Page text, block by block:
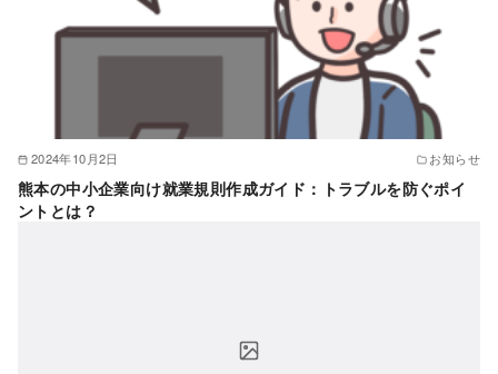
2024年10月2日 お知らせ
熊本の中小企業向け就業規則作成ガイド：トラブルを防ぐポイ
ントとは？